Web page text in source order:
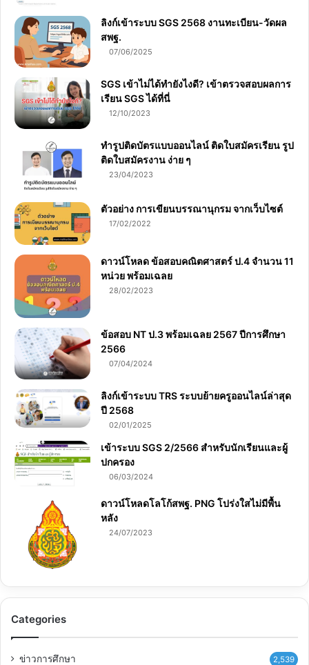
ลิงก์เข้าระบบ SGS 2568 งานทะเบียน-วัดผล
สพฐ.
07/06/2025
SGS เข้าไม่ได้ทำยังไงดี? เข้าตรวจสอบผลการ
เรียน SGS ได้ที่นี่
12/10/2023
ทำรูปติดบัตรแบบออนไลน์ ติดใบสมัครเรียน รูป
ติดใบสมัครงาน ง่าย ๆ
23/04/2023
ตัวอย่าง การเขียนบรรณานุกรม จากเว็บไซต์
17/02/2022
ดาวน์โหลด ข้อสอบคณิตศาสตร์ ป.4 จำนวน 11
หน่วย พร้อมเฉลย
28/02/2023
ข้อสอบ NT ป.3 พร้อมเฉลย 2567 ปีการศึกษา
2566
07/04/2024
ลิงก์เข้าระบบ TRS ระบบย้ายครูออนไลน์ล่าสุด
ปี 2568
02/01/2025
เข้าระบบ SGS 2/2566 สำหรับนักเรียนและผู้
ปกครอง
06/03/2024
ดาวน์โหลดโลโก้สพฐ. PNG โปร่งใสไม่มีพื้น
หลัง
24/07/2023
Categories
ข่าวการศึกษา 2,539